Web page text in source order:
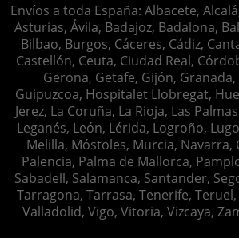
Envíos a toda España: Albacete,
Asturias, Ávila, Badajoz, Badalona,
Bilbao, Burgos, Cáceres, Cádiz,
Castellón, Ceuta, Ciudad Real,
Gerona, Getafe, Gijón,
Guipuzcoa, Hospitalet Llobregat,
Jerez, La Coruña, La Rioja, Las
Leganés, León, Lérida, Logroño,
Melilla, Móstoles, Murcia, Navarra,
Palencia, Palma de Mallorca,
Sabadell, Salamanca, Santander,
Tarragona, Tarrasa, Tenerife,
Valladolid, Vigo, Vitoria, Vizcaya,